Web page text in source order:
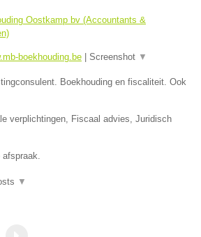
Oostkamp bv (Accountants &
boekhouding.be Screenshot ▼
Boekhouding en fiscaliteit. Ook
verplichtingen, Fiscaal advies, Juridisch
afspraak.
▼